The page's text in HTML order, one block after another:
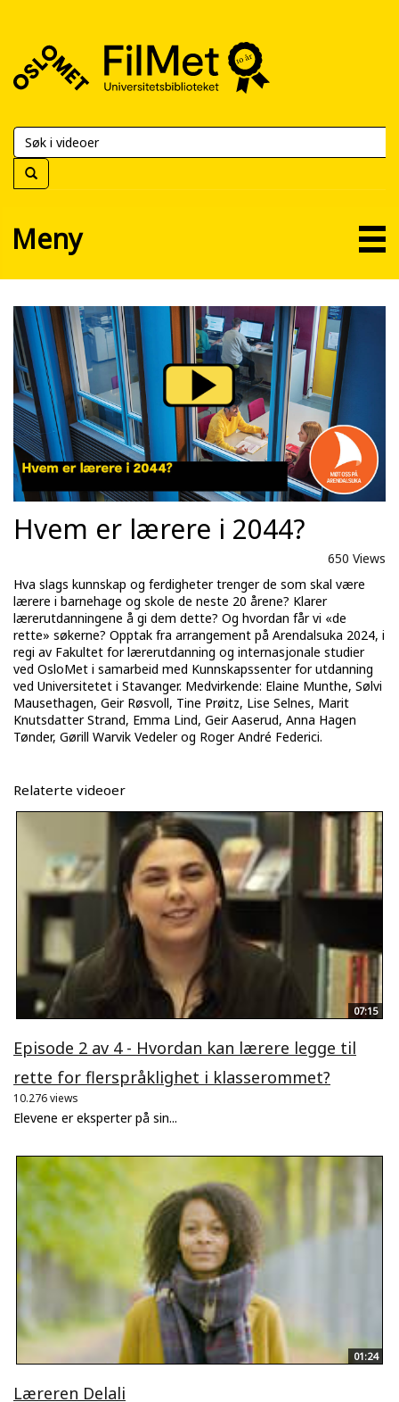
FilMet
Universitetsbiblioteket
Meny
Hvem er lærere i 2044?
650 Views
Hva slags kunnskap og ferdigheter trenger de som skal være
lærere i barnehage og skole de neste 20 årene? Klarer
lærerutdanningene å gi dem dette? Og hvordan får vi «de
rette» søkerne? Opptak fra arrangement på Arendalsuka 2024, i
regi av Fakultet for lærerutdanning og internasjonale studier
ved OsloMet i samarbeid med Kunnskapssenter for utdanning
ved Universitetet i Stavanger. Medvirkende: Elaine Munthe, Sølvi
Mausethagen, Geir Røsvoll, Tine Prøitz, Lise Selnes, Marit
Knutsdatter Strand, Emma Lind, Geir Aaserud, Anna Hagen
Tønder, Gørill Warvik Vedeler og Roger André Federici.
Relaterte videoer
07:15
Episode 2 av 4 - Hvordan kan lærere legge til
rette for flerspråklighet i klasserommet?
10.276 views
Elevene er eksperter på sin...
01:24
Læreren Delali